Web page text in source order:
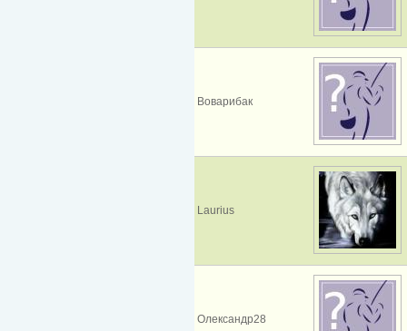
Воварибак
Laurius
Олександр28